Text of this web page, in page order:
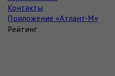
Контакты
Приложение «Атлант-М»
Рейтинг